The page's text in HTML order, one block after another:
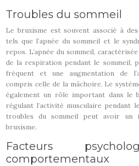
Troubles du sommeil
Le bruxisme est souvent associé à
tels que l’apnée du sommeil et le
repos. L’apnée du sommeil,
de la respiration pendant le sommeil,
fréquent et une augmentation de
compris celle de la mâchoire. Le
également un rôle important dans le
régulant l’activité musculaire pendant
troubles du sommeil peut avoir un
bruxisme.
Facteurs
comportementaux